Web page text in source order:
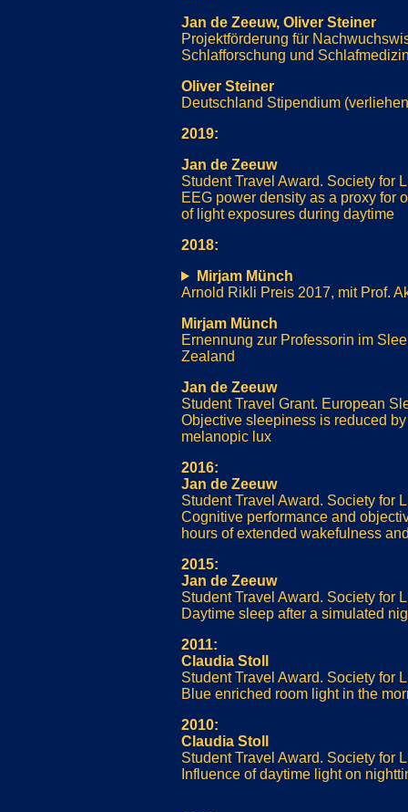
Jan de Zeeuw, Oliver Steiner
Projektförderung für
Schlafforschung und
Oliver Steiner
Deutschland Stipendium
2019:
Jan de Zeeuw
Student Travel Award. Society for
EEG power density as a proxy for
of light exposures during daytime
2018:
Mirjam Münch
Arnold Rikli Preis 2017, mit Prof.
Mirjam Münch
Ernennung zur Professorin im
Zealand
Jan de Zeeuw
Student Travel Grant. European
Objective sleepiness is reduced
melanopic lux
2016:
Jan de Zeeuw
Student Travel Award. Society for
Cognitive performance and
hours of extended wakefulness
2015:
Jan de Zeeuw
Student Travel Award. Society for
Daytime sleep after a simulated
2011:
Claudia Stoll
Student Travel Award. Society for
Blue enriched room light in the
2010:
Claudia Stoll
Student Travel Award. Society for
Influence of daytime light on